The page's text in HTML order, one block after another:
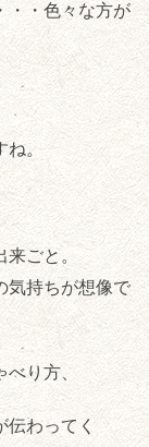
・・色々な方が
ね。
ごと。
気持ちが想像で
り方、
伝わってく